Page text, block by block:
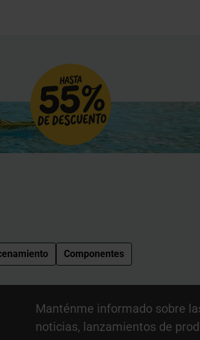
Componentes
Manténme informado sobre
noticias, lanzamientos de